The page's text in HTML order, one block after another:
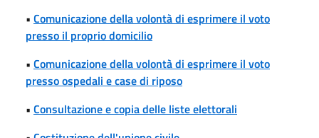
• Comunicazione della volontà di esprimere il voto
presso il proprio domicilio
• Comunicazione della volontà di esprimere il voto
presso ospedali e case di riposo
• Consultazione e copia delle liste elettorali